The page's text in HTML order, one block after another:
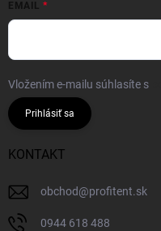
EMAIL
Vložením e-mailu súhlasíte s
Prihlásiť sa
KONTAKT
obchod@profitent.sk
0944 618 488